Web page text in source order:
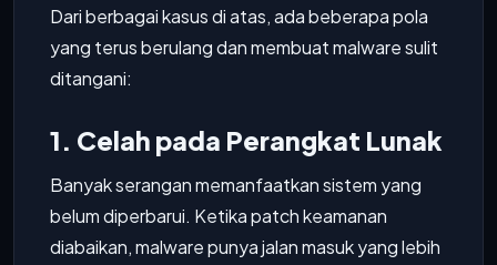
Dari berbagai kasus di atas, ada beberapa pola
yang terus berulang dan membuat malware sulit
ditangani:
1. Celah pada Perangkat Lunak
Banyak serangan memanfaatkan sistem yang
belum diperbarui. Ketika patch keamanan
diabaikan, malware punya jalan masuk yang lebih